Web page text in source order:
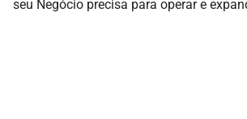
seu Negócio precisa para operar e